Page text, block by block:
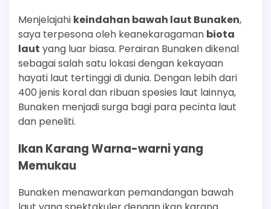
Menjelajahi keindahan bawah laut Bunaken,
saya terpesona oleh keanekaragaman biota
laut yang luar biasa. Perairan Bunaken dikenal
sebagai salah satu lokasi dengan kekayaan
hayati laut tertinggi di dunia. Dengan lebih dari
400 jenis koral dan ribuan spesies laut lainnya,
Bunaken menjadi surga bagi para pecinta laut
dan peneliti.
Ikan Karang Warna-warni yang
Memukau
Bunaken menawarkan pemandangan bawah